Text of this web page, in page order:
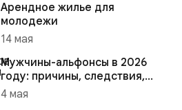
Арендное жилье для
молодежи
14 мая
Мужчины-альфонсы в 2026
году: причины, следствия,
тенденции, палимпсест явле...
4 мая